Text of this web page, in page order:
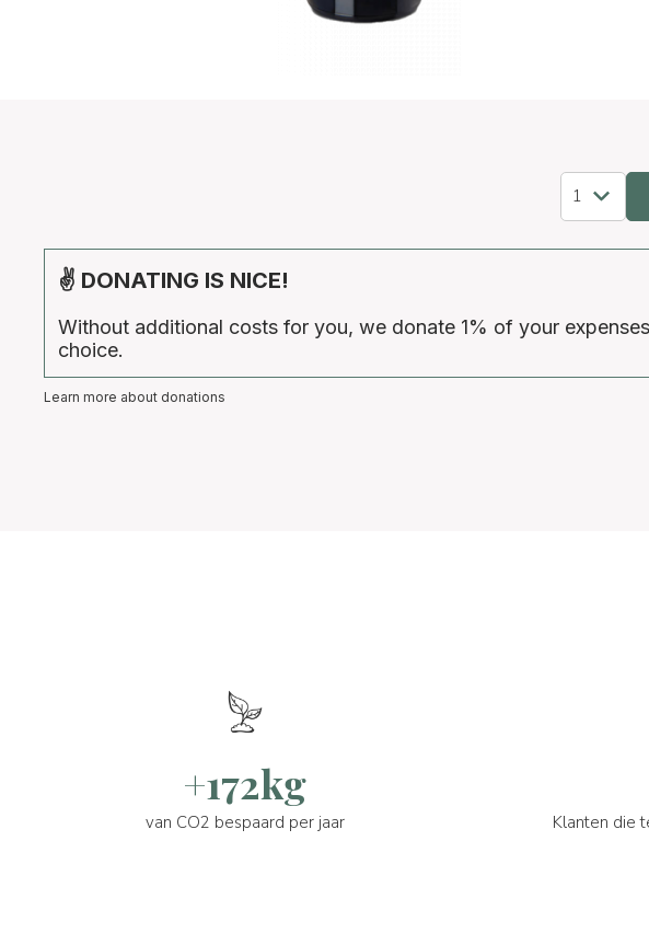
✌ DONATING IS NICE!
Without additional costs for you, we donate 1% of your
choice.
Learn more about donations
+172kg
van CO2 bespaard per jaar Klanten die